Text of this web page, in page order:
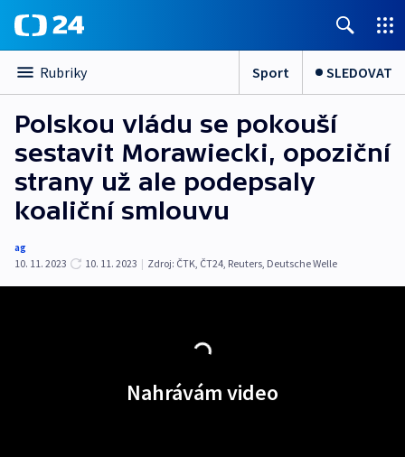
Rubriky Sport SLEDOVAT
Polskou vládu se pokouší
sestavit Morawiecki, opoziční
strany už ale podepsaly
koaliční smlouvu
ag
10. 11. 2023
10. 11. 2023 | Zdroj: ČTK, ČT24, Reuters, Deutsche Welle
Nahrávám video